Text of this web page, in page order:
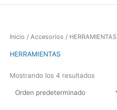
Inicio / Accesorios / HERRAMIENTAS
HERRAMIENTAS
Mostrando los 4 resultados